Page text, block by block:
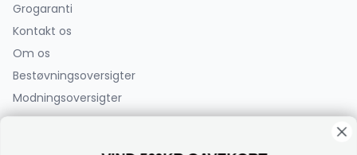
Grogaranti
Kontakt os
Om os
Bestøvningsoversigter
Modningsoversigter